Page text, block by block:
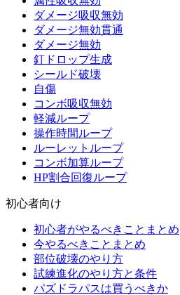
ダメージ吸収無効
ダメージ無効貫通
ダメージ無効
釘ドロップ生成
シールド破壊
自傷
コンボ吸収無効
軽減ループ
操作時間ループ
ルーレットループ
コンボ加算ループ
HP割合回復ループ
初心者向け
初心者がやるべきことまとめ
今やるべきことまとめ
部位破壊のやり方
試練進化のやり方と条件
パズドラパスは買うべきか